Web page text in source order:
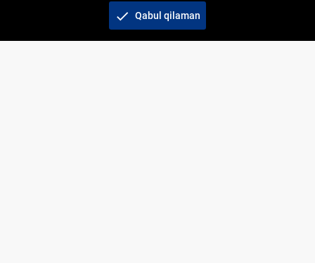
tashkil etish" AJ. Barcha huquqlar himoyalangan
check Qabul qilaman